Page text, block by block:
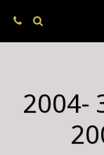
מדחס מזגן מזדה 3 2004-